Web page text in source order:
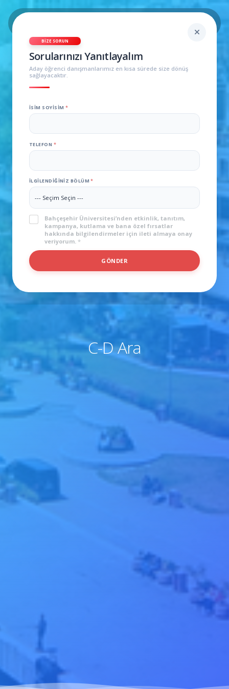
BIZE SORUN
Sorularınızı Yanıtlayalım
Aday öğrenci danışmanlarımız en kısa sürede size dönüş
sağlayacaktır.
İSIM SOYISIM *
TELEFON *
İLGILENDIĞINIZ BÖLÜM*
KVKK*
Bahçeşehir Üniversitesi’nden etkinlik, tanıtım,
kampanya, kutlama ve bana özel fırsatlar
hakkında bilgilendirmeler için ileti almaya onay
veriyorum. *
GÖNDER
C-D Ara